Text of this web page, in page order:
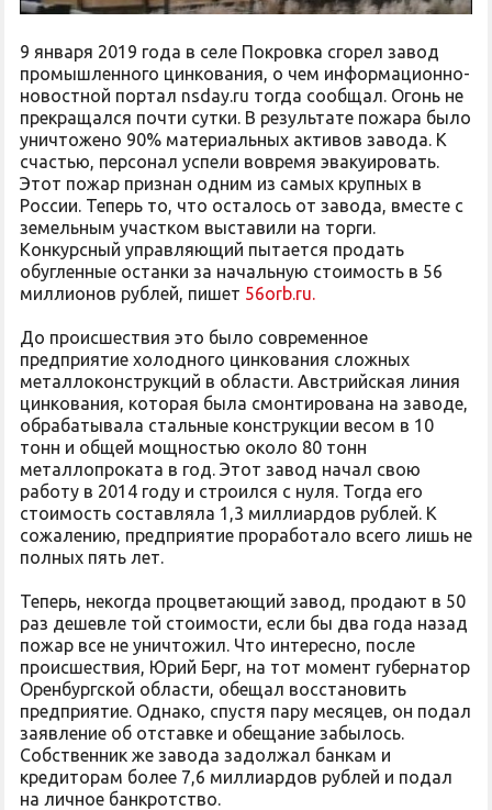
9 января 2019 года в селе Покровка сгорел завод
промышленного цинкования, о чем информационно-
новостной портал nsday.ru тогда сообщал. Огонь не
прекращался почти сутки. В результате пожара было
уничтожено 90% материальных активов завода. К
счастью, персонал успели вовремя эвакуировать.
Этот пожар признан одним из самых крупных в
России. Теперь то, что осталось от завода, вместе с
земельным участком выставили на торги.
Конкурсный управляющий пытается продать
обугленные останки за начальную стоимость в 56
миллионов рублей, пишет 56orb.ru.
До происшествия это было современное
предприятие холодного цинкования сложных
металлоконструкций в области. Австрийская линия
цинкования, которая была смонтирована на заводе,
обрабатывала стальные конструкции весом в 10
тонн и общей мощностью около 80 тонн
металлопроката в год. Этот завод начал свою
работу в 2014 году и строился с нуля. Тогда его
стоимость составляла 1,3 миллиардов рублей. К
сожалению, предприятие проработало всего лишь не
полных пять лет.
Теперь, некогда процветающий завод, продают в 50
раз дешевле той стоимости, если бы два года назад
пожар все не уничтожил. Что интересно, после
происшествия, Юрий Берг, на тот момент губернатор
Оренбургской области, обещал восстановить
предприятие. Однако, спустя пару месяцев, он подал
заявление об отставке и обещание забылось.
Собственник же завода задолжал банкам и
кредиторам более 7,6 миллиардов рублей и подал
на личное банкротство.